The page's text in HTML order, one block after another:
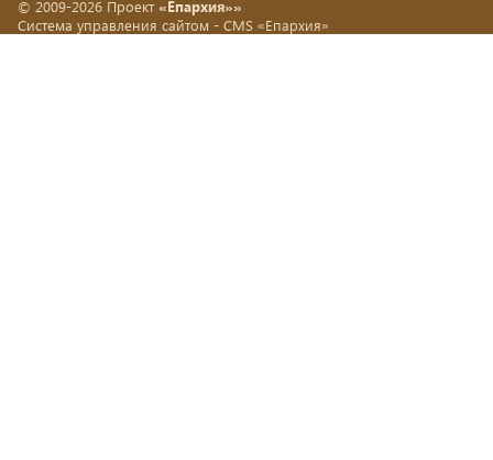
© 2009-2026 Проект «Епархия»»
Система управления сайтом - CMS «Епархия»